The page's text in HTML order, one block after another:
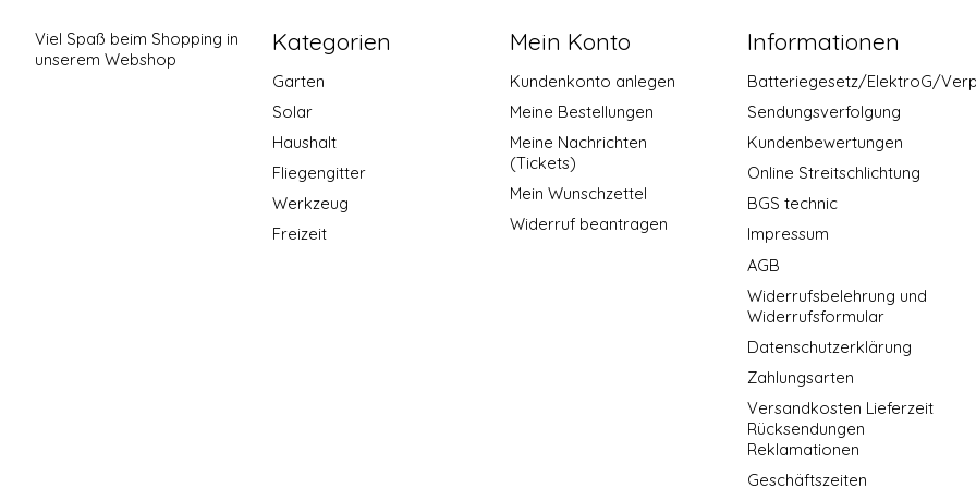
Viel Spaß beim Shopping in
unserem Webshop
Kategorien
Garten
Solar
Haushalt
Fliegengitter
Werkzeug
Freizeit
Mein Konto
Kundenkonto anlegen
Meine Bestellungen
Meine Nachrichten
(Tickets)
Mein Wunschzettel
Widerruf beantragen
Informationen
Batteriegesetz/ElektroG/
Sendungsverfolgung
Kundenbewertungen
Online Streitschlichtung
BGS technic
Impressum
AGB
Widerrufsbelehrung und
Widerrufsformular
Datenschutzerklärung
Zahlungsarten
Versandkosten Lieferzeit
Rücksendungen
Reklamationen
Geschäftszeiten